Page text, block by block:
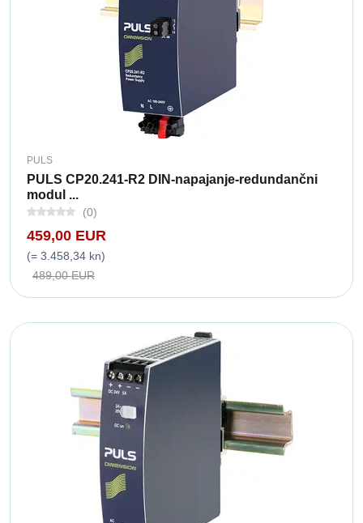
PULS
PULS CP20.241-R2 DIN-napajanje-redundančni
modul ...
(0)
459,00 EUR
(= 3.458,34 kn)
489,00 EUR